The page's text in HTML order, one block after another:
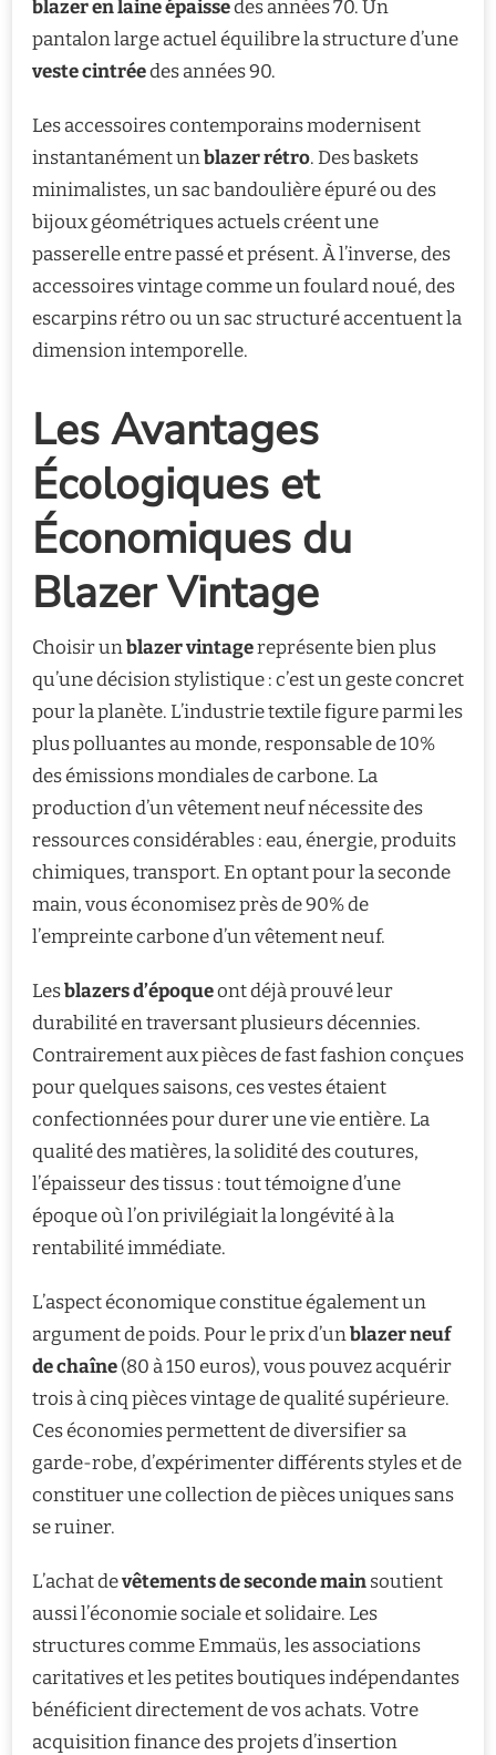
blazer en laine épaissedes années 70. Un
pantalon large actuel équilibre la structure d’une
veste cintréedes années 90.
Les accessoires contemporains modernisent
instantanément unblazer rétro. Des baskets
minimalistes, un sac bandoulière épuré ou des
bijoux géométriques actuels créent une
passerelle entre passé et présent. À l’inverse, des
accessoires vintage comme un foulard noué, des
escarpins rétro ou un sac structuré accentuent la
dimension intemporelle.
Les Avantages
Écologiques et
Économiques du
Blazer Vintage
Choisir unblazer vintagereprésente bien plus
qu’une décision stylistique : c’est un geste concret
pour la planète. L’industrie textile figure parmi les
plus polluantes au monde, responsable de 10%
des émissions mondiales de carbone. La
production d’un vêtement neuf nécessite des
ressources considérables : eau, énergie, produits
chimiques, transport. En optant pour la seconde
main, vous économisez près de 90% de
l’empreinte carbone d’un vêtement neuf.
Lesblazers d’époqueont déjà prouvé leur
durabilité en traversant plusieurs décennies.
Contrairement aux pièces de fast fashion conçues
pour quelques saisons, ces vestes étaient
confectionnées pour durer une vie entière. La
qualité des matières, la solidité des coutures,
l’épaisseur des tissus : tout témoigne d’une
époque où l’on privilégiait la longévité à la
rentabilité immédiate.
L’aspect économique constitue également un
argument de poids. Pour le prix d’unblazer neuf
de chaîne(80 à 150 euros), vous pouvez acquérir
trois à cinq pièces vintage de qualité supérieure.
Ces économies permettent de diversifier sa
garde-robe, d’expérimenter différents styles et de
constituer une collection de pièces uniques sans
se ruiner.
L’achat devêtements de seconde mainsoutient
aussi l’économie sociale et solidaire. Les
structures comme Emmaüs, les associations
caritatives et les petites boutiques indépendantes
bénéficient directement de vos achats. Votre
acquisition finance des projets d’insertion